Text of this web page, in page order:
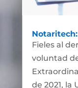
Fieles al
voluntad
de 2021, la